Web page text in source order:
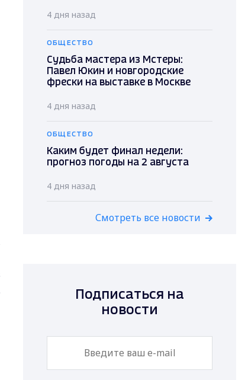
4 дня назад
ОБЩЕСТВО
Судьба мастера из Мстеры:
Павел Юкин и новгородские
фрески на выставке в Москве
4 дня назад
ОБЩЕСТВО
Каким будет финал недели:
прогноз погоды на 2 августа
4 дня назад
Смотреть все новости
Подписаться на
новости